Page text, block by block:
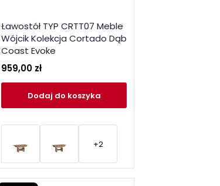
Ławostół TYP CRTT07 Meble
Wójcik Kolekcja Cortado Dąb
Coast Evoke
959,00 zł
Dodaj do koszyka
+2